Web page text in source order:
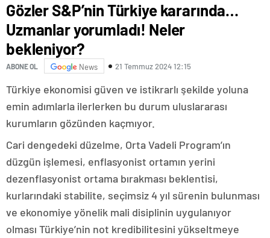
Gözler S&P’nin Türkiye kararında…
Uzmanlar yorumladı! Neler
bekleniyor?
ABONE OL News 21 Temmuz 2024 12:15
Türkiye ekonomisi güven ve istikrarlı şekilde yoluna
emin adımlarla ilerlerken bu durum uluslararası
kurumların gözünden kaçmıyor.
Cari dengedeki düzelme, Orta Vadeli Program’ın
düzgün işlemesi, enflasyonist ortamın yerini
dezenflasyonist ortama bırakması beklentisi,
kurlarındaki stabilite, seçimsiz 4 yıl sürenin bulunması
ve ekonomiye yönelik mali disiplinin uygulanıyor
olması Türkiye’nin not kredibilitesini yükseltmeye